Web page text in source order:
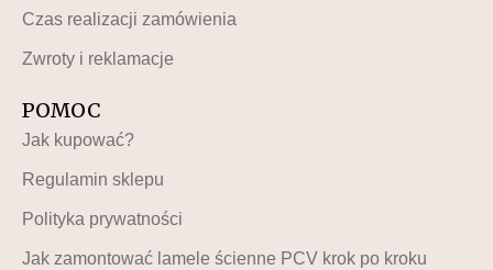
Czas realizacji zamówienia
Zwroty i reklamacje
POMOC
Jak kupować?
Regulamin sklepu
Polityka prywatności
Jak zamontować lamele ścienne PCV krok po kroku